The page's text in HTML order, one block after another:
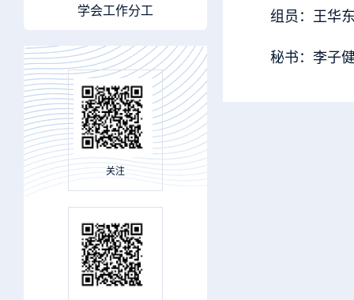
学会工作分工
关注
组员：王华
秘书：李子